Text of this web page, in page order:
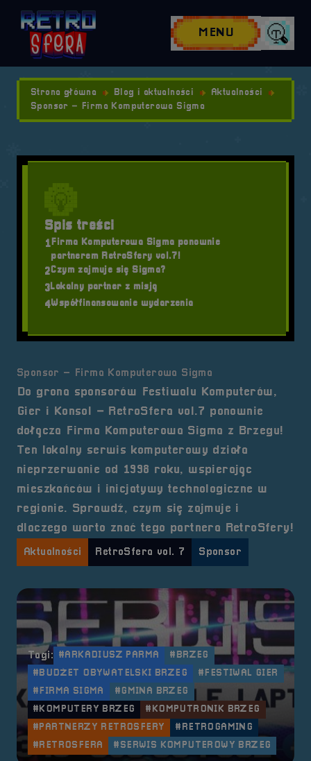
Przejdź do nawigacji
Przejdź do treści
Przejdź do stopki
MENU
Strona główna Blog i aktualności
Aktualności
Sponsor – Firma Komputerowa Sigma
Sponsor – Firma Komputerowa Sigma
Do grona sponsorów Festiwalu Komputerów,
Gier i Konsol – RetroSfera vol.7 ponownie
dołącza Firma Komputerowa Sigma z Brzegu!
Ten lokalny serwis komputerowy działa
nieprzerwanie od 1998 roku, wspierając
mieszkańców i inicjatywy technologiczne w
regionie. Sprawdź, czym się zajmuje i
dlaczego warto znać tego partnera RetroSfery!
Aktualności RetroSfera vol. 7 Sponsor
Tagi: #ARKADIUSZ PARMA
#BRZEG
#BUDŻET OBYWATELSKI BRZEG
#FESTIWAL GIER
#FIRMA SIGMA
#GMINA BRZEG
#KOMPUTERY BRZEG
#KOMPUTRONIK BRZEG
#PARTNERZY RETROSFERY
#RETROGAMING
#RETROSFERA
#SERWIS KOMPUTEROWY BRZEG
Spis treści
1Firma Komputerowa Sigma ponownie
partnerem RetroSfery vol.7!
2Czym zajmuje się Sigma?
3Lokalny partner z misją
4Współfinansowanie wydarzenia